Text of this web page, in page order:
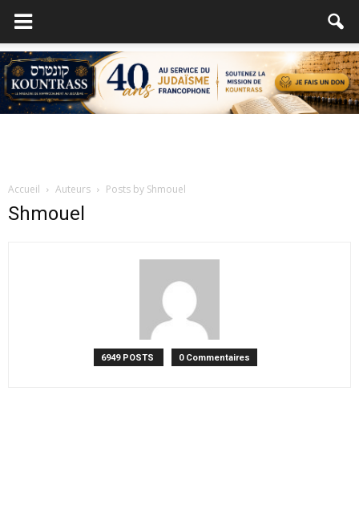
Accueil Auteurs Posts by Shmouel
Shmouel
6949 POSTS 0 Commentaires